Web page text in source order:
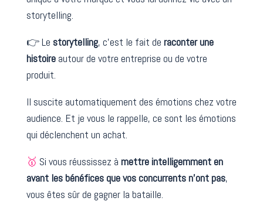
storytelling.
👉 Le storytelling, c’est le fait de raconter une
histoireautour de votre entreprise ou de votre
produit.
Il suscite automatiquement des émotions chez votre
audience. Et je vous le rappelle, ce sont les émotions
qui déclenchent un achat.
🥇 Si vous réussissez à mettre intelligemment en
avant les bénéfices que vos concurrents n’ont pas,
vous êtes sûr de gagner la bataille.